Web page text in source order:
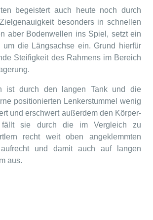
begeistert auch heute noch durch
besonders in schnellen
aber Bodenwellen ins Spiel, setzt ein
um die Längsachse ein. Grund hierfür
Steifigkeit des Rahmens im Bereich
ist durch den langen Tank und die
positionierten Lenkerstummel wenig
und erschwert außerdem den Körper-
fällt sie durch die im Vergleich zu
recht weit oben angeklemmten
und damit auch auf langen
aus.